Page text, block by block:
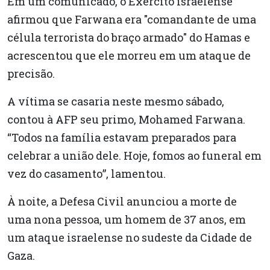
afirmou que Farwana era "comandante de uma
célula terrorista do braço armado" do Hamas e
acrescentou que ele morreu em um ataque de
precisão.
A vítima se casaria neste mesmo sábado,
contou à AFP seu primo, Mohamed Farwana.
“Todos na família estavam preparados para
celebrar a união dele. Hoje, fomos ao funeral em
vez do casamento”, lamentou.
À noite, a Defesa Civil anunciou a morte de
uma nona pessoa, um homem de 37 anos, em
um ataque israelense no sudeste da Cidade de
Gaza.